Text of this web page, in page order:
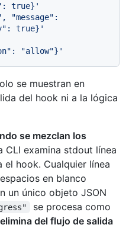
true}'
"message":
true}'
"allow"}'
se muestran en
del hook ni a la lógica
se mezclan los
CLI examina stdout línea
el hook. Cualquier línea
en blanco
un único objeto JSON
se procesa como
del flujo de salida